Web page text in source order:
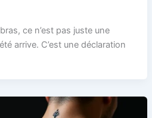
ce n’est pas juste une
arrive. C’est une déclaration